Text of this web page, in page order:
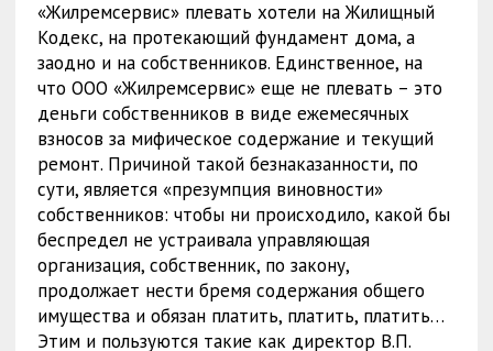
«Жилремсервис» плевать хотели на Жилищный
Кодекс, на протекающий фундамент дома, а
заодно и на собственников. Единственное, на
что ООО «Жилремсервис» еще не плевать – это
деньги собственников в виде ежемесячных
взносов за мифическое содержание и текущий
ремонт. Причиной такой безнаказанности, по
сути, является «презумпция виновности»
собственников: чтобы ни происходило, какой бы
беспредел не устраивала управляющая
организация, собственник, по закону,
продолжает нести бремя содержания общего
имущества и обязан платить, платить, платить…
Этим и пользуются такие как директор В.П.